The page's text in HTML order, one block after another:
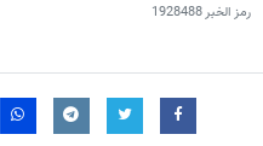
رمز الخبر1928488